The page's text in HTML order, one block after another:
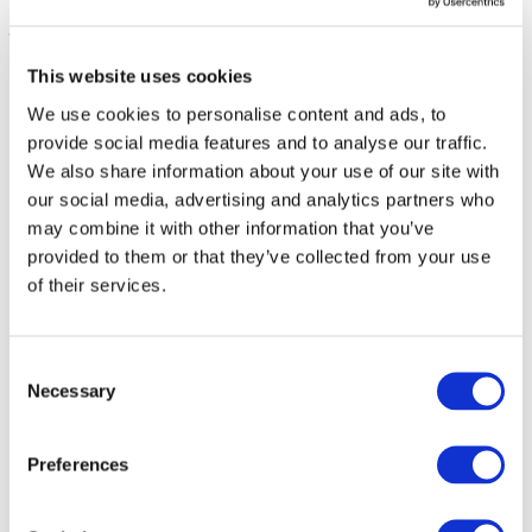
This website uses cookies
We use cookies to personalise content and ads, to
provide social media features and to analyse our traffic.
We also share information about your use of our site with
our social media, advertising and analytics partners who
may combine it with other information that you’ve
provided to them or that they’ve collected from your use
of their services.
Selection
Necessary
Preferences
21.08 | Sexta-feira
PARFENIUK. Hitmaker da nova geração cuja pop
sincera conquistou as paradas e redes sociais.
KOLA. A voz principal das emoções na cena
contemporânea, cujas baladas emocionais todos os
ucranianos conhecem.
. Artista carismático com voz potente, que
transforma cada música em uma explosão de energia.
22.08 | Sábado
MAX BARSKIH
. Artista de nível mundial e principal
hitmaker do país, cujos shows definem o padrão da pop
. Ícone de estilo e da música pop, que